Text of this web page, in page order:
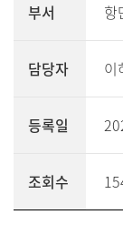
부서 항
담당자 이
등록일
조회수